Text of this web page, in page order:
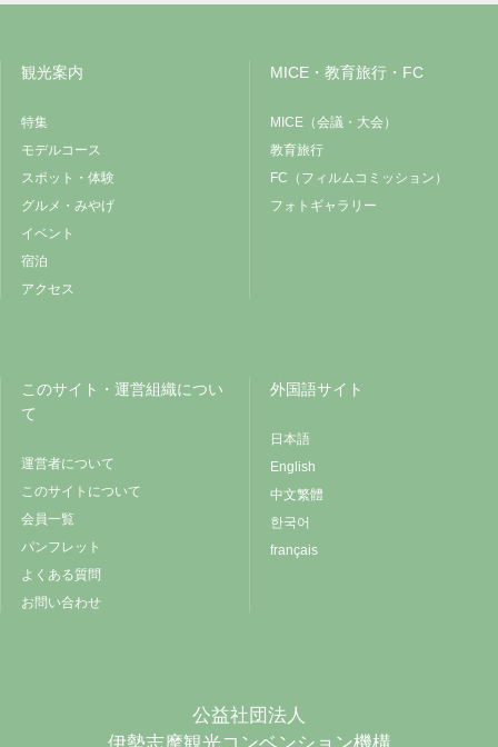
観光案内
特集
モデルコース
スポット・体験
グルメ・みやげ
イベント
宿泊
アクセス
MICE・教育旅行・FC
MICE（会議・大会）
教育旅行
FC（フィルムコミッション）
フォトギャラリー
このサイト・運営組織につい
て
運営者について
このサイトについて
会員一覧
パンフレット
よくある質問
お問い合わせ
外国語サイト
日本語
English
中文繁體
한국어
français
公益社団法人